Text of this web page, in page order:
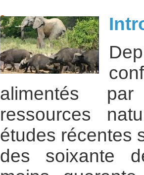
alimentés
ressources
études récentes
des soixante